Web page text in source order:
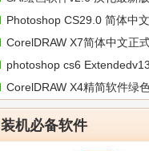
Photoshop CS29.0 简体中
CorelDRAW X7简体中文正
v25.0.0.17
photoshop cs6
CorelDRAW X4精简软件绿
v25.0.0.17
装机必备软件